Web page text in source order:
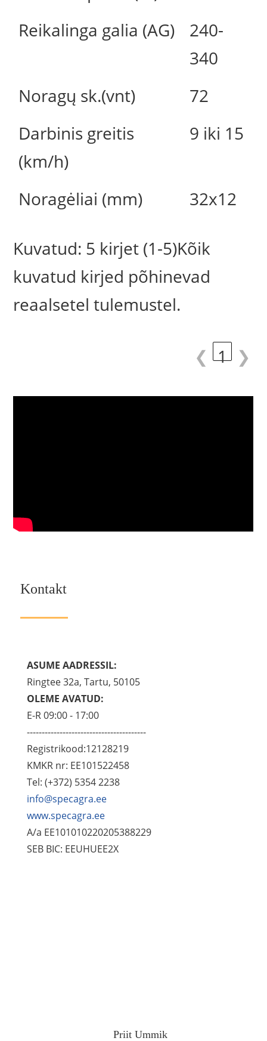
Reikalinga galia (AG)
240-
340
Noragų sk.(vnt)
72
Darbinis greitis
(km/h)
9 iki 15
Noragėliai (mm) 32x12
Kuvatud: 5 kirjet (1-5)Kõik
kuvatud kirjed põhinevad
reaalsetel tulemustel.
❮ 1 ❯
Kontakt
ASUME AADRESSIL:
Ringtee 32a, Tartu, 50105
OLEME AVATUD:
E-R 09:00 - 17:00
----------------------------------------
Registrikood:12128219
KMKR nr: EE101522458
Tel: (+372) 5354 2238
info@specagra.ee
www.specagra.ee
A/a EE101010220205388229
SEB BIC: EEUHUEE2X
Priit Ummik